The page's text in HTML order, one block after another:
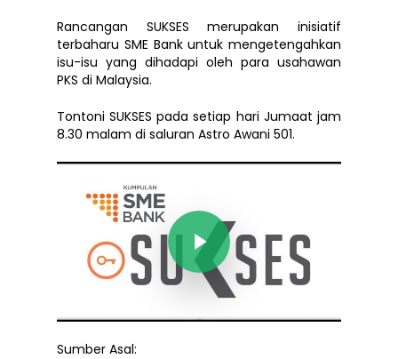
Rancangan SUKSES merupakan inisiatif
terbaharu SME Bank untuk mengetengahkan
isu-isu yang dihadapi oleh para usahawan
PKS di Malaysia.
Tontoni SUKSES pada setiap hari Jumaat jam
8.30 malam di saluran Astro Awani 501.
Play Video
Sumber Asal: